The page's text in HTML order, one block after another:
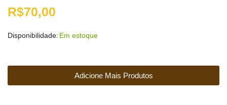
R$70,00
Disponibilidade: Em estoque
Adicione Mais Produtos